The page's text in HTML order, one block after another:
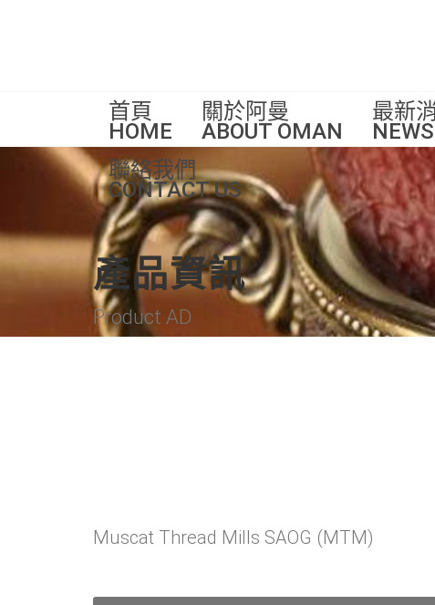
首頁
HOME
關於阿曼
ABOUT OMAN
最新
NEWS
聯絡我們
CONTACT US
產品資訊
Product AD
Muscat Thread Mills SAOG (MTM)